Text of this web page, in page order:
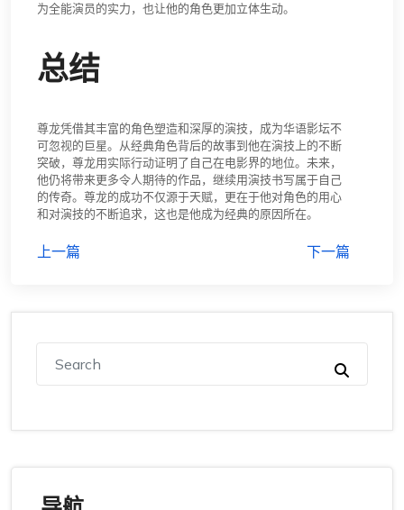
为全能演员的实力，也让他的角色更加立体生动。
总结
尊龙凭借其丰富的角色塑造和深厚的演技，成为华语影坛不
可忽视的巨星。从经典角色背后的故事到他在演技上的不断
突破，尊龙用实际行动证明了自己在电影界的地位。未来，
他仍将带来更多令人期待的作品，继续用演技书写属于自己
的传奇。尊龙的成功不仅源于天赋，更在于他对角色的用心
和对演技的不断追求，这也是他成为经典的原因所在。
上一篇 下一篇